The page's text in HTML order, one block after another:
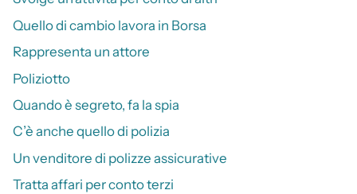
Quello di cambio lavora in Borsa
Rappresenta un attore
Poliziotto
Quando è segreto, fa la spia
C’è anche quello di polizia
Un venditore di polizze assicurative
Tratta affari per conto terzi